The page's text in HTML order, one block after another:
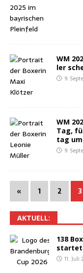
WM
ler
9.
WM
Tag,
tag
9.
« 1 2 3
AKTU­ELL:
138
11. Juli